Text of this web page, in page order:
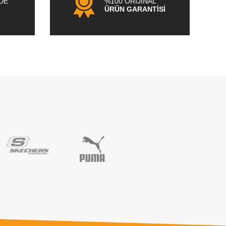
ÜRÜN GARANTİSİ